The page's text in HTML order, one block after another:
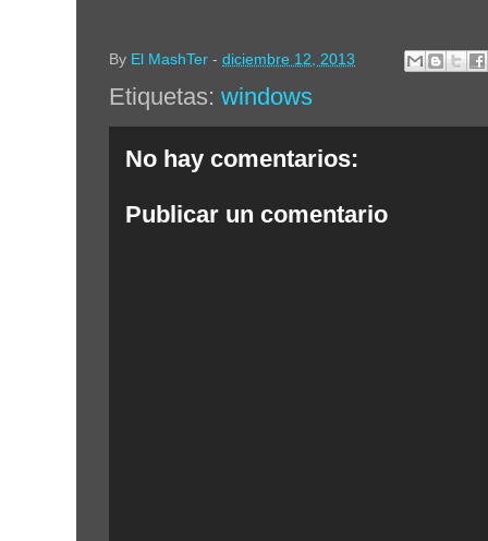
By El MashTer - diciembre 12, 2013
Etiquetas: windows
No hay comentarios:
Publicar un comentario